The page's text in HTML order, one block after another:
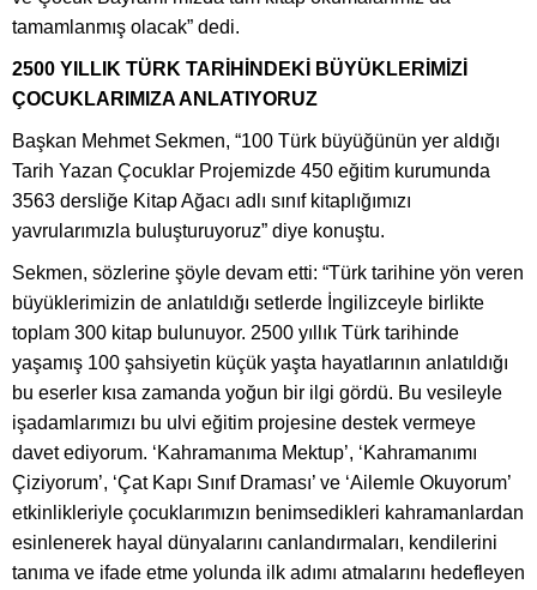
tamamlanmış olacak” dedi.
2500 YILLIK TÜRK TARİHİNDEKİ BÜYÜKLERİMİZİ
ÇOCUKLARIMIZA ANLATIYORUZ
Başkan Mehmet Sekmen, “100 Türk büyüğünün yer aldığı
Tarih Yazan Çocuklar Projemizde 450 eğitim kurumunda
3563 dersliğe Kitap Ağacı adlı sınıf kitaplığımızı
yavrularımızla buluşturuyoruz” diye konuştu.
Sekmen, sözlerine şöyle devam etti: “Türk tarihine yön veren
büyüklerimizin de anlatıldığı setlerde İngilizceyle birlikte
toplam 300 kitap bulunuyor. 2500 yıllık Türk tarihinde
yaşamış 100 şahsiyetin küçük yaşta hayatlarının anlatıldığı
bu eserler kısa zamanda yoğun bir ilgi gördü. Bu vesileyle
işadamlarımızı bu ulvi eğitim projesine destek vermeye
davet ediyorum. ‘Kahramanıma Mektup’, ‘Kahramanımı
Çiziyorum’, ‘Çat Kapı Sınıf Draması’ ve ‘Ailemle Okuyorum’
etkinlikleriyle çocuklarımızın benimsedikleri kahramanlardan
esinlenerek hayal dünyalarını canlandırmaları, kendilerini
tanıma ve ifade etme yolunda ilk adımı atmalarını hedefleyen